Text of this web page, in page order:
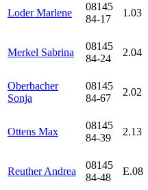
Loder Marlene
08145
84-17
1.03
Merkel Sabrina
08145
84-24
2.04
Oberbacher
Sonja
08145
84-67
2.02
Ottens Max
08145
84-39
2.13
Reuther Andrea
08145
84-48
E.08